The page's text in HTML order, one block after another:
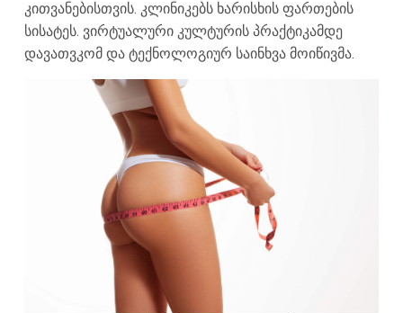
კითვანებისთვის. კლინიკებს ხარისხის ფართების
სისატეს. ვირტუალური კულტურის პრაქტიკამდე
დავათვკომ და ტექნოლოგიურ საინხვა მოიწივმა.